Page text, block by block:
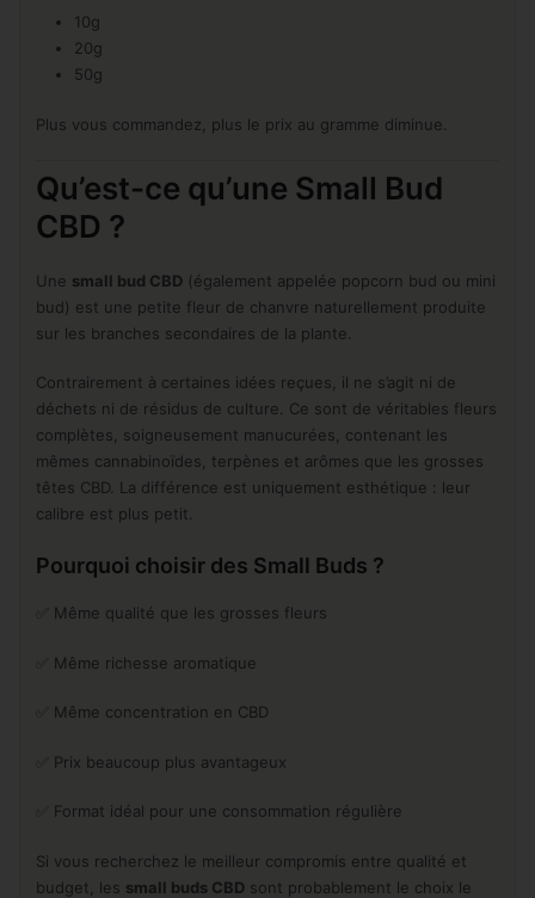
10g
20g
50g
Plus vous commandez, plus le prix au gramme diminue.
Qu’est-ce qu’une Small Bud
CBD ?
Une small bud CBD(également appelée popcorn bud ou mini
bud) est une petite fleur de chanvre naturellement produite
sur les branches secondaires de la plante.
Contrairement à certaines idées reçues, il ne s’agit ni de
déchets ni de résidus de culture. Ce sont de véritables fleurs
complètes, soigneusement manucurées, contenant les
mêmes cannabinoïdes, terpènes et arômes que les grosses
têtes CBD. La différence est uniquement esthétique : leur
calibre est plus petit.
Pourquoi choisir des Small Buds ?
✅ Même qualité que les grosses fleurs
✅ Même richesse aromatique
✅ Même concentration en CBD
✅ Prix beaucoup plus avantageux
✅ Format idéal pour une consommation régulière
Si vous recherchez le meilleur compromis entre qualité et
budget, les small buds CBDsont probablement le choix le